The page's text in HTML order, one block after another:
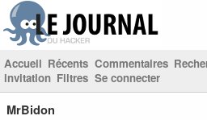
Accueil Récents Commentaires
invitation Filtres Se connecter
MrBidon